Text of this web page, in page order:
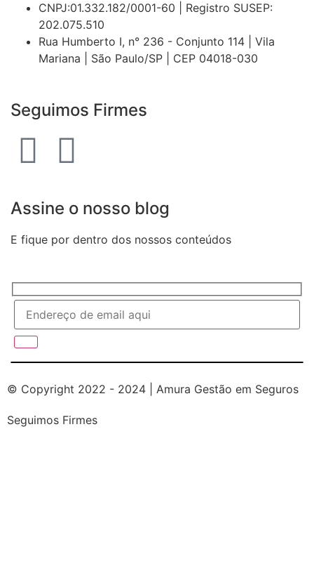
CNPJ:01.332.182/0001-60 | Registro SUSEP:
202.075.510
Rua Humberto I, n° 236 - Conjunto 114 | Vila
Mariana | São Paulo/SP | CEP 04018-030
Seguimos Firmes
Assine o nosso blog
E fique por dentro dos nossos conteúdos
© Copyright 2022 - 2024 | Amura Gestão em Seguros
Seguimos Firmes